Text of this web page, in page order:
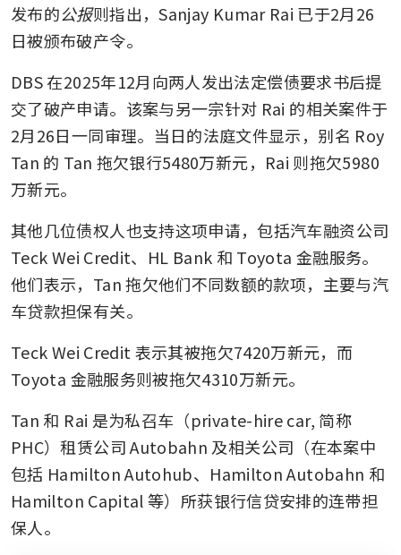
发布的公报则指出，Sanjay Kumar Rai 已于2月26
日被颁布破产令。
DBS 在2025年12月向两人发出法定偿债要求书后提
交了破产申请。该案与另一宗针对 Rai 的相关案件于
2月26日一同审理。当日的法庭文件显示，别名 Roy
Tan 的 Tan 拖欠银行5480万新元，Rai 则拖欠5980
万新元。
其他几位债权人也支持这项申请，包括汽车融资公司
Teck Wei Credit、HL Bank 和 Toyota 金融服务。
他们表示，Tan 拖欠他们不同数额的款项，主要与汽
车贷款担保有关。
Teck Wei Credit 表示其被拖欠7420万新元，而
Toyota 金融服务则被拖欠4310万新元。
Tan 和 Rai 是为私召车（private-hire car, 简称
PHC）租赁公司 Autobahn 及相关公司（在本案中
包括 Hamilton Autohub、Hamilton Autobahn 和
Hamilton Capital 等）所获银行信贷安排的连带担
保人。